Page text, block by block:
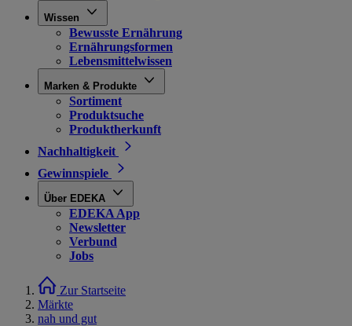
Wissen
Bewusste Ernährung
Ernährungsformen
Lebensmittelwissen
Marken & Produkte
Sortiment
Produktsuche
Produktherkunft
Nachhaltigkeit
Gewinnspiele
Über EDEKA
EDEKA App
Newsletter
Verbund
Jobs
Zur Startseite
Märkte
nah und gut